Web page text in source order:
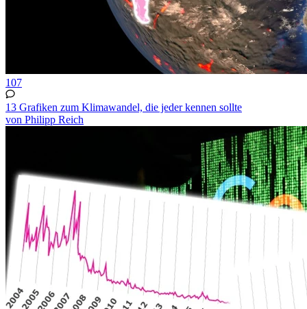
107
13 Grafiken zum Klimawandel, die jeder kennen sollte
von Philipp Reich